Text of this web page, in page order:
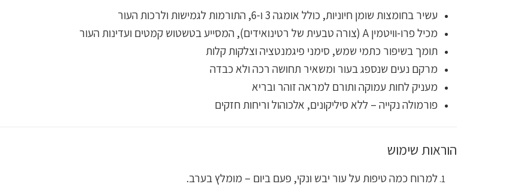
עשיר בחומצות שומן חיוניות, כולל אומגה 3 ו-6, התורמות לגמישות ולרכות העור
מכיל פרו-וויטמין A (צורה טבעית של רטינואידים), המסייע בטשטוש קמטים ועדינות העור
תומך בשיפור כתמי שמש, סימני פיגמנטציה וצלקות קלות
מרקם נעים שנספג בעור ומשאיר תחושה רכה ולא כבדה
מעניק לחות עמוקה ותורם למראה זוהר ובריא
פורמולה נקייה – ללא סיליקונים, אלכוהול וריחות חזקים
הוראות שימוש
למרוח כמה טיפות על עור יבש ונקי, פעם ביום – מומלץ בערב.